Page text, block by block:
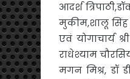
आदर्श
मुकीम,शालू सिंह
एवं योगाचार्य
राधेश्याम
मगन मिश्र, डॉ